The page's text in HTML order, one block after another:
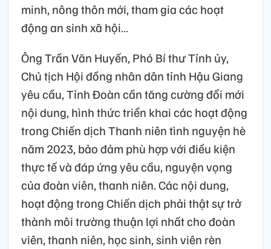
minh, nông thôn mới, tham gia các hoạt
động an sinh xã hội…
Ông Trần Văn Huyến, Phó Bí thư Tỉnh ủy,
Chủ tịch Hội đồng nhân dân tỉnh Hậu Giang
yêu cầu, Tỉnh Đoàn cần tăng cường đổi mới
nội dung, hình thức triển khai các hoạt động
trong Chiến dịch Thanh niên tình nguyện hè
năm 2023, bảo đảm phù hợp với điều kiện
thực tế và đáp ứng yêu cầu, nguyện vọng
của đoàn viên, thanh niên. Các nội dung,
hoạt động trong Chiến dịch phải thật sự trở
thành môi trường thuận lợi nhất cho đoàn
viên, thanh niên, học sinh, sinh viên rèn